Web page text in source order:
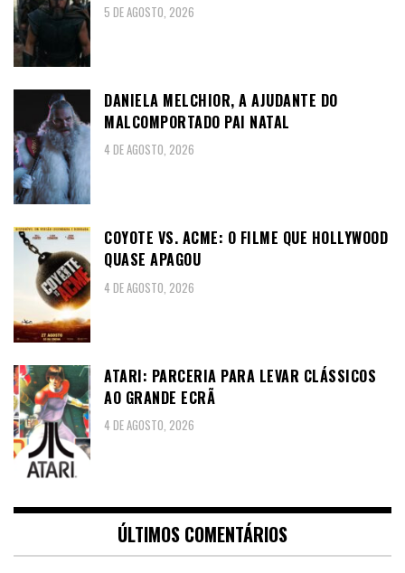
5 DE AGOSTO, 2026
DANIELA MELCHIOR, A AJUDANTE DO
MALCOMPORTADO PAI NATAL
4 DE AGOSTO, 2026
COYOTE VS. ACME: O FILME QUE HOLLYWOOD
QUASE APAGOU
4 DE AGOSTO, 2026
ATARI: PARCERIA PARA LEVAR CLÁSSICOS
AO GRANDE ECRÃ
4 DE AGOSTO, 2026
ÚLTIMOS COMENTÁRIOS